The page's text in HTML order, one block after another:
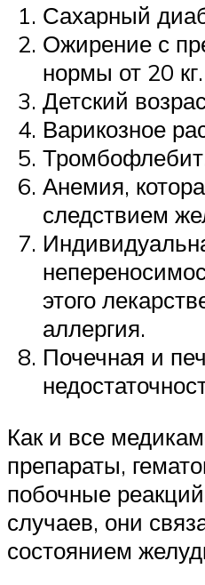
Сахарный
Ожирение с
нормы от 20 кг.
Детский
Варикозное
Анемия,
следствием
этого
аллергия.
Почечная и
Как и все
препараты,
побочные
случаев, они
состоянием